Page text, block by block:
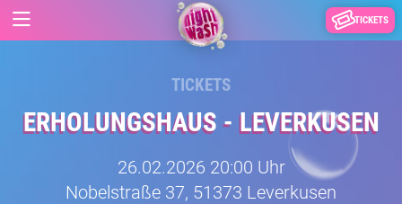
TICKETS
TICKETS
ERHOLUNGSHAUS - LEVERKUSEN
26.02.2026 20:00 Uhr
Nobelstraße 37, 51373 Leverkusen